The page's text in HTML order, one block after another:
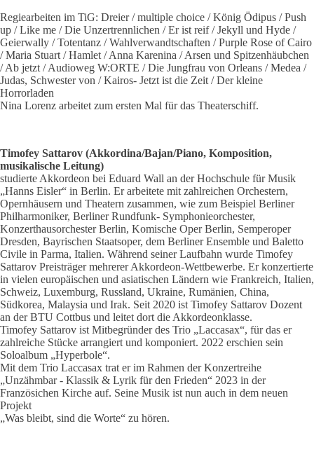
Regiearbeiten im TiG: Dreier / multiple choice / König Ödipus / Push
up / Like me / Die Unzertrennlichen / Er ist reif / Jekyll und Hyde /
Geierwally / Totentanz / Wahlverwandtschaften / Purple Rose of Cairo
/ Maria Stuart / Hamlet / Anna Karenina / Arsen und Spitzenhäubchen
/ Ab jetzt / Audioweg W:ORTE / Die Jungfrau von Orleans / Medea /
Judas, Schwester von / Kairos- Jetzt ist die Zeit / Der kleine
Horrorladen
Nina Lorenz arbeitet zum ersten Mal für das Theaterschiff.
Timofey Sattarov (Akkordina/Bajan/Piano, Komposition,
musikalische Leitung)
studierte Akkordeon bei Eduard Wall an der Hochschule für Musik
„Hanns Eisler“ in Berlin. Er arbeitete mit zahlreichen Orchestern,
Opernhäusern und Theatern zusammen, wie zum Beispiel Berliner
Philharmoniker, Berliner Rundfunk- Symphonieorchester,
Konzerthausorchester Berlin, Komische Oper Berlin, Semperoper
Dresden, Bayrischen Staatsoper, dem Berliner Ensemble und Baletto
Civile in Parma, Italien. Während seiner Laufbahn wurde Timofey
Sattarov Preisträger mehrerer Akkordeon-Wettbewerbe. Er konzertierte
in vielen europäischen und asiatischen Ländern wie Frankreich, Italien,
Schweiz, Luxemburg, Russland, Ukraine, Rumänien, China,
Südkorea, Malaysia und Irak. Seit 2020 ist Timofey Sattarov Dozent
an der BTU Cottbus und leitet dort die Akkordeonklasse.
Timofey Sattarov ist Mitbegründer des Trio „Laccasax“, für das er
zahlreiche Stücke arrangiert und komponiert. 2022 erschien sein
Soloalbum „Hyperbole“.
Mit dem Trio Laccasax trat er im Rahmen der Konzertreihe
„Unzähmbar - Klassik & Lyrik für den Frieden“ 2023 in der
Französichen Kirche auf. Seine Musik ist nun auch in dem neuen
Projekt
„Was bleibt, sind die Worte“ zu hören.